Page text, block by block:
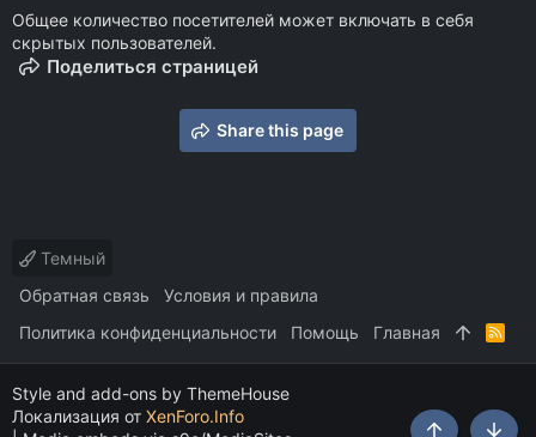
Общее количество посетителей может включать в себя
скрытых пользователей.
Поделиться страницей
Share this page
Темный
Обратная связь
Условия и правила
Политика конфиденциальности
Помощь Главная
R
Style and add-ons by ThemeHouse
Локализация от XenForo.Info